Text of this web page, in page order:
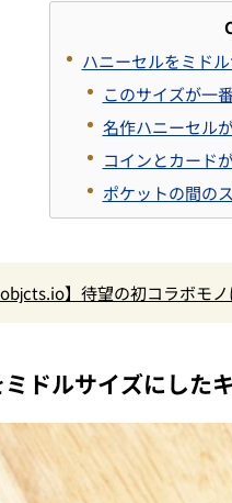
ハニーセルをミド
このサイズが一
名作ハニーセル
コインとカード
ポケットの間の
objcts.io】待望の初コラボモ
ドルサイズにした